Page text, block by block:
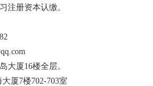
注册资本认缴。
大厦16楼全层。
厦7楼702-703室